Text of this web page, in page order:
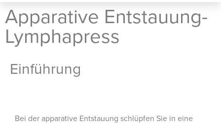
Apparative Entstauung-
Lymphapress
Einführung
Bei der apparative Entstauung schlüpfen Sie in eine